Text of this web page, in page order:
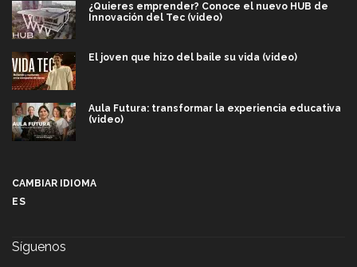
¿Quieres emprender? Conoce el nuevo HUB de
Innovación del Tec (video)
El joven que hizo del baile su vida (video)
Aula Futura: transformar la experiencia educativa
(video)
CAMBIAR IDIOMA
ES
Síguenos